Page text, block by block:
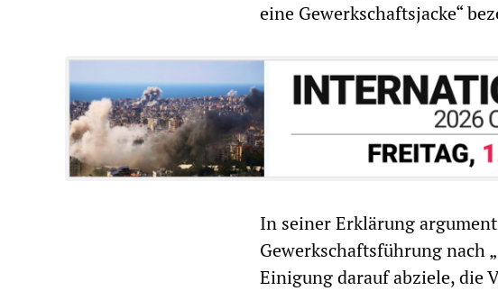
eine Gewerkschaftsjacke“
In seiner Erklärung
Gewerkschaftsführung nach
Einigung darauf abziele, die